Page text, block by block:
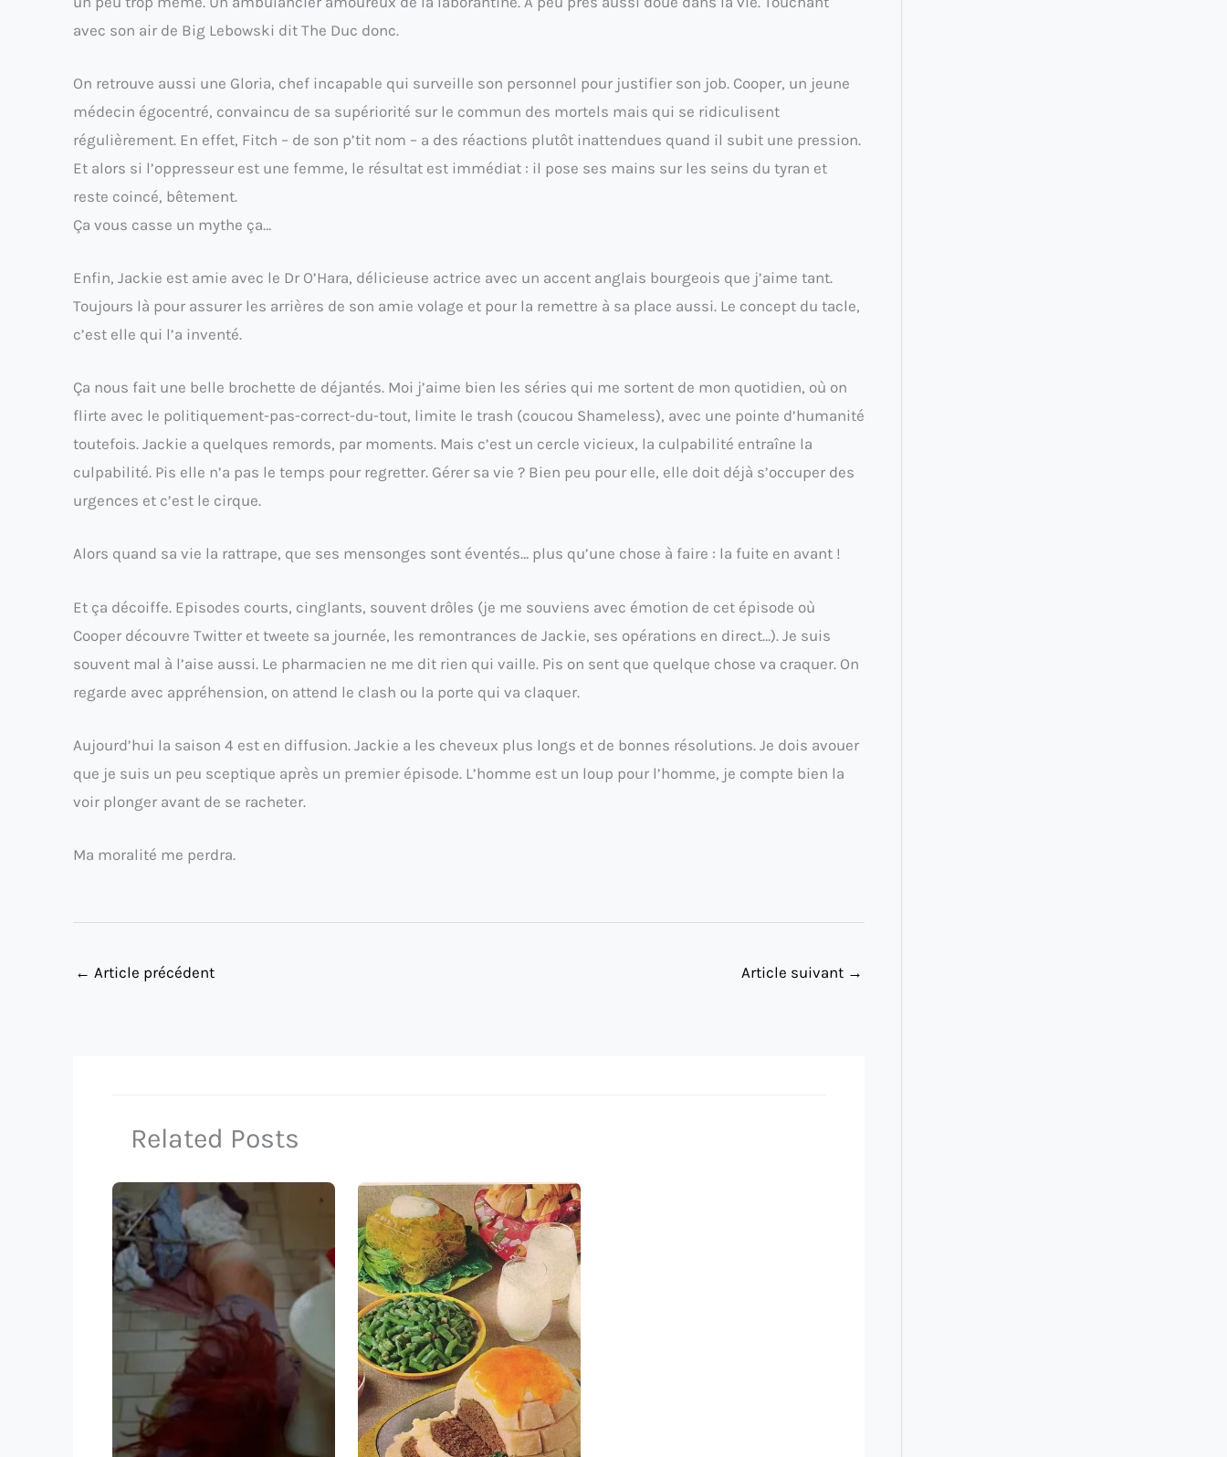
avec son air de Big Lebowski dit The Duc donc.
On retrouve aussi une Gloria, chef incapable qui surveille son personnel pour justifier son job. Cooper, un jeune
médecin égocentré, convaincu de sa supériorité sur le commun des mortels mais qui se ridiculisent
régulièrement. En effet, Fitch – de son p’tit nom – a des réactions plutôt inattendues quand il subit une pression.
Et alors si l’oppresseur est une femme, le résultat est immédiat : il pose ses mains sur les seins du tyran et
reste coincé, bêtement.
Ça vous casse un mythe ça…
Enfin, Jackie est amie avec le Dr O’Hara, délicieuse actrice avec un accent anglais bourgeois que j’aime tant.
Toujours là pour assurer les arrières de son amie volage et pour la remettre à sa place aussi. Le concept du tacle,
c’est elle qui l’a inventé.
Ça nous fait une belle brochette de déjantés. Moi j’aime bien les séries qui me sortent de mon quotidien, où on
flirte avec le politiquement-pas-correct-du-tout, limite le trash (coucou Shameless), avec une pointe d’humanité
toutefois. Jackie a quelques remords, par moments. Mais c’est un cercle vicieux, la culpabilité entraîne la
culpabilité. Pis elle n’a pas le temps pour regretter. Gérer sa vie ? Bien peu pour elle, elle doit déjà s’occuper des
urgences et c’est le cirque.
Alors quand sa vie la rattrape, que ses mensonges sont éventés… plus qu’une chose à faire : la fuite en avant !
Et ça décoiffe. Episodes courts, cinglants, souvent drôles (je me souviens avec émotion de cet épisode où
Cooper découvre Twitter et tweete sa journée, les remontrances de Jackie, ses opérations en direct…). Je suis
souvent mal à l’aise aussi. Le pharmacien ne me dit rien qui vaille. Pis on sent que quelque chose va craquer. On
regarde avec appréhension, on attend le clash ou la porte qui va claquer.
Aujourd’hui la saison 4 est en diffusion. Jackie a les cheveux plus longs et de bonnes résolutions. Je dois avouer
que je suis un peu sceptique après un premier épisode. L’homme est un loup pour l’homme, je compte bien la
voir plonger avant de se racheter.
Ma moralité me perdra.
← Article précédent Article suivant →
Related Posts